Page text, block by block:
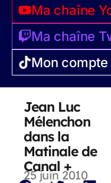
Ma chaîne
Ma chaîne
Mon
Jean Luc
Mélenchon
dans la
Matinale de
Canal +
25 juin 2010